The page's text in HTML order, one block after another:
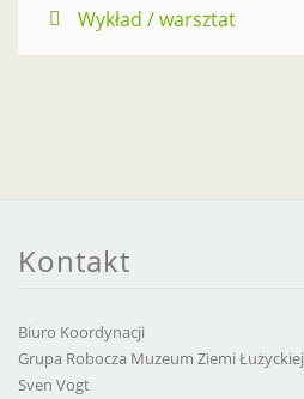
Wykład / warsztat
Kontakt
Biuro Koordynacji
Grupa Robocza Muzeum Ziemi Łużyckiej
Sven Vogt